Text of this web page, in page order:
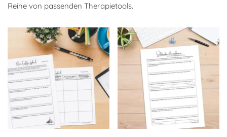
Reihe von passenden Therapietools.